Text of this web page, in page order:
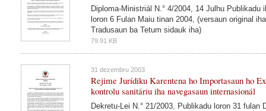
Diploma-Ministriál N.° 4/2004, 14 Julhu Publikadu
loron 6 Fulan Maiu tinan 2004, (versaun original
Tradusaun ba Tetum sidauk iha)
79.91 KB
31 dezembru 2003
Rejime Jurídiku Karentena ho Importasaun ho
kontrolu sanitáriu iha navegasaun internasionál
Dekretu-Lei N.° 21/2003, Publikadu loron 31 fulan